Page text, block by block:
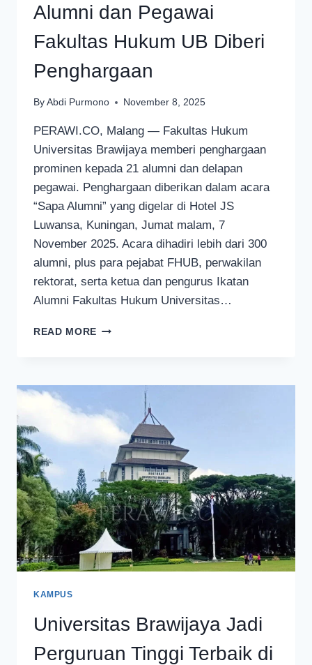
Alumni dan Pegawai
Fakultas Hukum UB Diberi
Penghargaan
By Abdi Purmono November 8, 2025
PERAWI.CO, Malang — Fakultas Hukum
Universitas Brawijaya memberi penghargaan
prominen kepada 21 alumni dan delapan
pegawai. Penghargaan diberikan dalam acara
“Sapa Alumni” yang digelar di Hotel JS
Luwansa, Kuningan, Jumat malam, 7
November 2025. Acara dihadiri lebih dari 300
alumni, plus para pejabat FHUB, perwakilan
rektorat, serta ketua dan pengurus Ikatan
Alumni Fakultas Hukum Universitas…
READ MORE ALUMNI
HUKUM
DIBERI
PENGHARGAAN
KAMPUS
Universitas Brawijaya Jadi
Perguruan Tinggi Terbaik di